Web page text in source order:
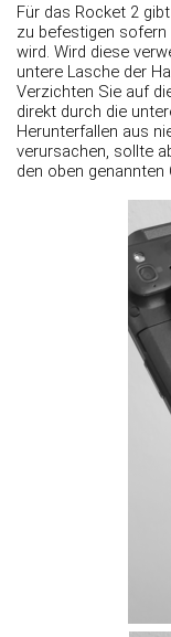
Für das Rocket 2
zu befestigen
wird. Wird diese
untere Lasche der
Verzichten Sie auf
direkt durch die
Herunterfallen aus
verursachen, sollte
den oben genannten